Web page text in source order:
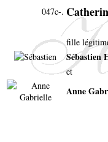
047c-.
fille
Sébastien
et
Anne